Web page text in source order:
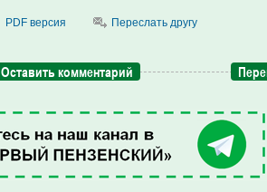
PDF версия Переслать другу
Оставить комментарий